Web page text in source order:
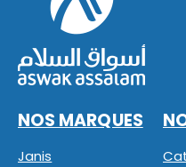
NOS MARQUES
Janis